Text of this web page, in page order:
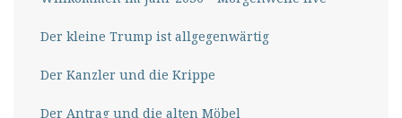
Der kleine Trump ist allgegenwärtig
Der Kanzler und die Krippe
Der Antrag und die alten Möbel